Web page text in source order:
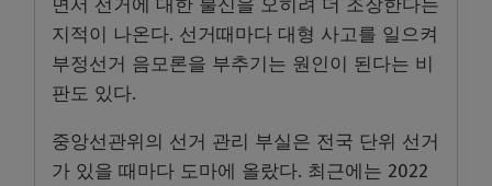
면서 선거에 대한 불신을 오히려 더 조장한다는
지적이 나온다. 선거때마다 대형 사고를 일으켜
부정선거 음모론을 부추기는 원인이 된다는 비
판도 있다.
중앙선관위의 선거 관리 부실은 전국 단위 선거
가 있을 때마다 도마에 올랐다. 최근에는 2022